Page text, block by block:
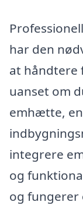
har den
at håndtere
uanset om
emhætte,
integrere
og
og fungerer